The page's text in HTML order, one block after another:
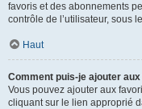
favoris et des abonnements
contrôle de l’utilisateur, sous
Haut
Comment puis-je ajouter
Vous pouvez ajouter aux
cliquant sur le lien approprié